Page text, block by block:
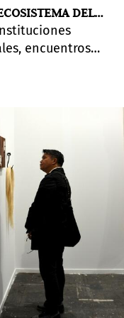
DEL
encuentros